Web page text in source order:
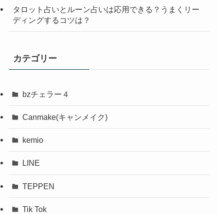
タロット占いとルーン占いは応用できる？うまくリー
ディングするコツは？
カテゴリー
bzチェラー４
Canmake(キャンメイク)
kemio
LINE
TEPPEN
Tik Tok